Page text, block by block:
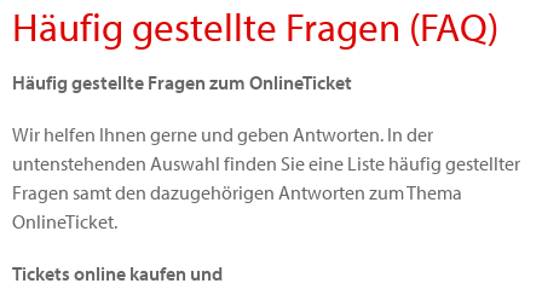
Häufig gestellte Fragen (FAQ)
Häufig gestellte Fragen zum OnlineTicket
Wir helfen Ihnen gerne und geben Antworten. In der
untenstehenden Auswahl finden Sie eine Liste häufig gestellter
Fragen samt den dazugehörigen Antworten zum Thema
OnlineTicket.
Tickets online kaufen und